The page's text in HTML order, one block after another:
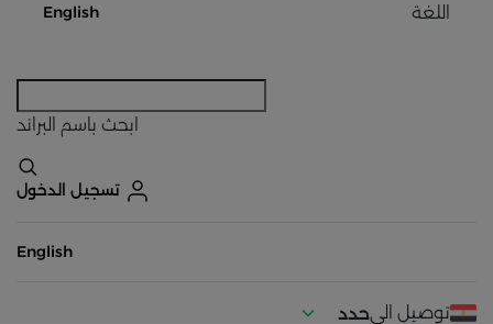
اللغة English
ابحث باسم البراند
تسجيل الدخول
English
توصيل الىحدد